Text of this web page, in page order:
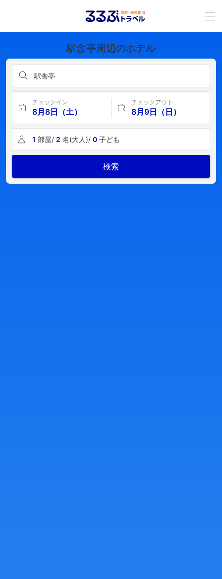
駅舎亭周辺のホテル
駅舎亭
チェックイン
8月8日（土）
チェックアウト
8月9日（日）
1 部屋/ 2 名(大人)/ 0 子ども
検索